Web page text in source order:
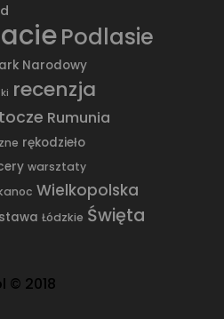
Podlasie
Narodowy
recenzja
Rumunia
rękodzieło
warsztaty
Wielkopolska
Łódzkie Święta
© 2018